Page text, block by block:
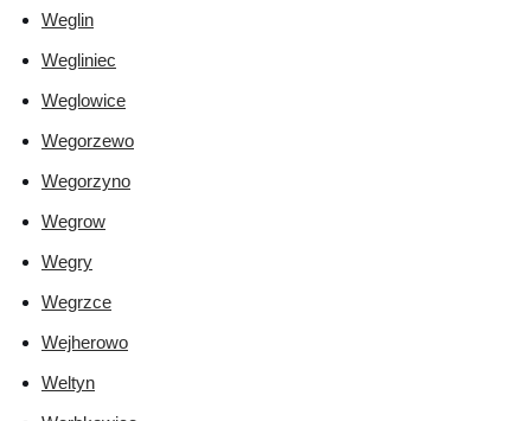
Weglin
Wegliniec
Weglowice
Wegorzewo
Wegorzyno
Wegrow
Wegry
Wegrzce
Wejherowo
Weltyn